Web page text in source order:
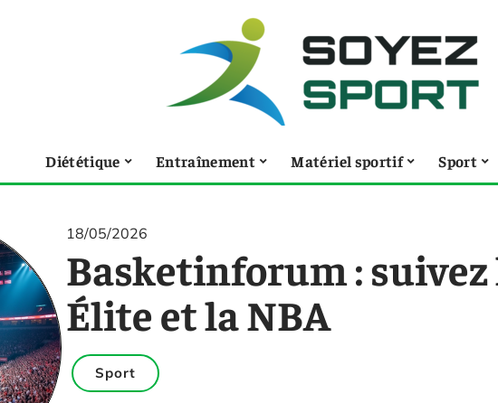
Diététique Entraînement Matériel sportif Sport
18/05/2026
Basketinforum : suivez
Élite et la NBA
Sport